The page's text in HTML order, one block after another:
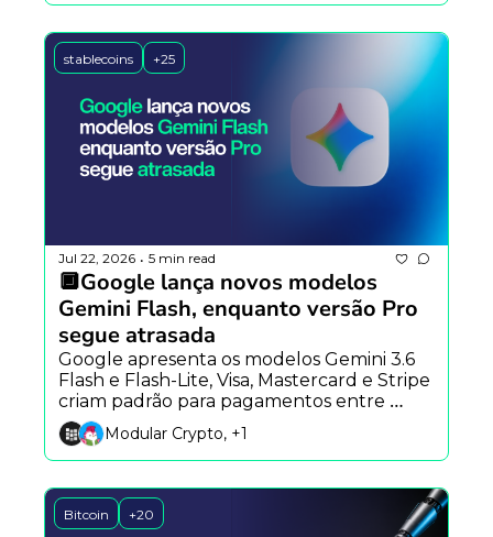
stablecoins +25
Jul 22, 2026 • 5 min read
🔲Google lança novos modelos
Gemini Flash, enquanto versão Pro
segue atrasada
Google apresenta os modelos Gemini 3.6
Flash e Flash-Lite, Visa, Mastercard e Stripe
criam padrão para pagamentos entre
agentes de IA, e Block lança plataforma
aberta para colaboração com agentes.
Modular Crypto, +1
Bitcoin +20